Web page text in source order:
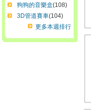
狗狗的音樂盒(108)
3D管道賽車(104)
更多本週排行